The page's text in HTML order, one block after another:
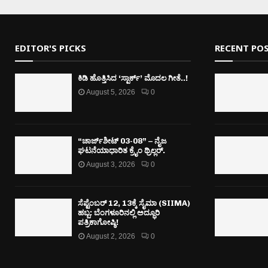
EDITOR'S PICKS
ಕಿಡಿ‌‌ ಹೊತ್ತಿಸಿದ ‘ಸ್ಪಾರ್ಕ್’ ಮೊದಲ‌ ಗೀತೆ..!
August 5, 2026 0
“ಚಾರ್ಜ್‌ಶೀಟ್ 03-08” – ನೈಜ
ಘಟನೆಯಾಧಾರಿತ ಕ್ರೈಂ ಥ್ರಿಲ್ಲರ್.
August 3, 2026 0
ಸೆಪ್ಟೆಂಬರ್ 12, 13ಕ್ಕೆ ಸೈಮಾ (SIIMA)
ಹಬ್ಬ: ಬೆಂಗಳೂರಿನಲ್ಲಿ ಅದ್ಧೂರಿ
ಪತ್ರಿಕಾಗೋಷ್ಠಿ!
August 2, 2026 0
RECENT